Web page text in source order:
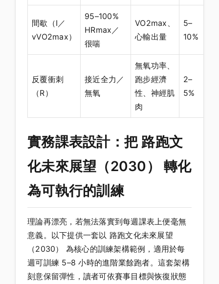
間歇（I／
vVO2max）
95–100%
HRmax／
很喘
VO2max、
心輸出量
5–
10%
反覆衝刺
（R）
接近全力／
無氧
無氧功率、
跑步經濟
性、神經肌
肉
2–
5%
實務課表設計：把 路跑文
化未來展望（2030） 轉化
為可執行的訓練
理論再漂亮，若無法落實到每週課表上便毫無
意義。以下提供一套以 路跑文化未來展望
（2030） 為核心的訓練架構範例，適用於每
週可訓練 5–8 小時的進階業餘跑者。這套架構
刻意保留彈性，讀者可依賽事目標與恢復狀態